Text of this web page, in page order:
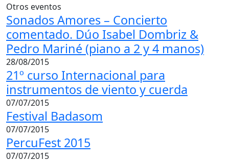
Otros eventos
Sonados Amores – Concierto
comentado. Dúo Isabel Dombriz &
Pedro Mariné (piano a 2 y 4 manos)
28/08/2015
21º curso Internacional para
instrumentos de viento y cuerda
07/07/2015
Festival Badasom
07/07/2015
PercuFest 2015
07/07/2015